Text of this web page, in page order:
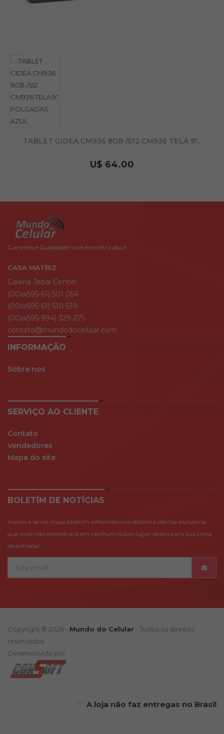
TABLET CIDEA CM936 8GB /512 CM936 TELA 9"...
U$ 64.00
Garantia e Qualidade você encontra aqui!
CASA MATRIZ
Galeria Jebai Center
(00xx595-61) 501 054
(00xx595-61) 510 539
(00xx595-994) 329 275
contato@mundodocelular.com
INFORMAÇÃO
Sobre nos
SERVIÇO AO CLIENTE
Contato
Vendedores
Mapa do site
BOLETÍM DE NOTÍCIAS
Inscreva-se no nosso boletim informativo e obtenha ofertas exclusivas
que você não encontrará em nenhum outro lugar direto para sua caixa
de entrada!
Copyright © 2026 - Mundo do Celular - Todos os direitos
reservados.
Desenvolvido por
** A loja não faz entregas no Brasil